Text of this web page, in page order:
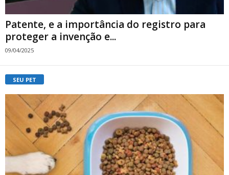
Patente, e a importância do registro para
proteger a invenção e...
09/04/2025
SEU PET